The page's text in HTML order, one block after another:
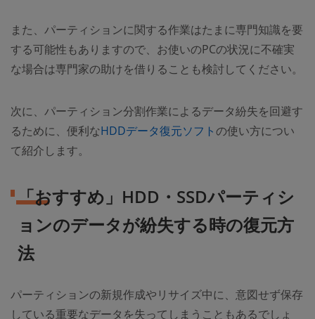
また、パーティションに関する作業はたまに専門知識を要
する可能性もありますので、お使いのPCの状況に不確実
な場合は専門家の助けを借りることも検討してください。
次に、パーティション分割作業によるデータ紛失を回避す
るために、便利なHDDデータ復元ソフトの使い方につい
て紹介します。
「おすすめ」HDD・SSDパーティシ
ョンのデータが紛失する時の復元方
法
パーティションの新規作成やリサイズ中に、意図せず保存
している重要なデータを失ってしまうこともあるでしょ